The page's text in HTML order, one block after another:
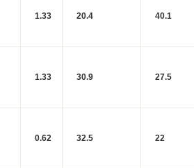
1.33 20.4 40.1
1.33 30.9 27.5
0.62 32.5 22